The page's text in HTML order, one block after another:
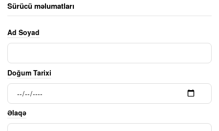
Sürücü məlumatları
Ad Soyad
Doğum Tarixi
Əlaqə